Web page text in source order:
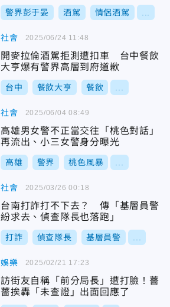
警界彭于晏 酒駕 情侶酒駕
社會
開麥拉倫酒駕拒測遭扣車 台中餐飲
大亨爆有警界高層到府道歉
台中 餐飲大亨 餐飲
2025/06/24 11:48
社會
高雄男女警不正當交往「桃色對話」
再流出、小三女警身分曝光
高雄 警界 桃色風暴
2025/06/04 08:49
社會
台南打詐打不下去？ 傳「基層員警
紛求去、偵查隊長也落跑」
打詐 偵查隊長 基層員警
2025/03/26 00:18
娛樂
訪街友自稱「前分局長」遭打臉！薔
薔挨轟「未查證」出面回應了
2025/02/21 17:23